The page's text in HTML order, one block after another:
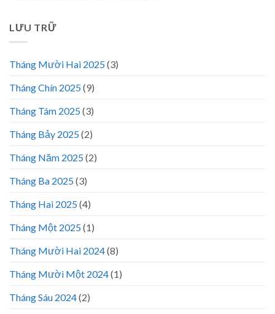
LƯU TRỮ
Tháng Mười Hai 2025(3)
Tháng Chín 2025(9)
Tháng Tám 2025(3)
Tháng Bảy 2025(2)
Tháng Năm 2025(2)
Tháng Ba 2025(3)
Tháng Hai 2025(4)
Tháng Một 2025(1)
Tháng Mười Hai 2024(8)
Tháng Mười Một 2024(1)
Tháng Sáu 2024(2)